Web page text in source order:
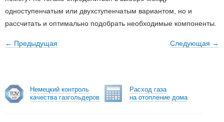
одноступенчатым или двухступенчатым вариантом, но и
рассчитать и оптимально подобрать необходимые компоненты.
Следующая →
← Предыдущая
Немецкий контроль
качества газгольдеров
Расход газа
на отопление дома